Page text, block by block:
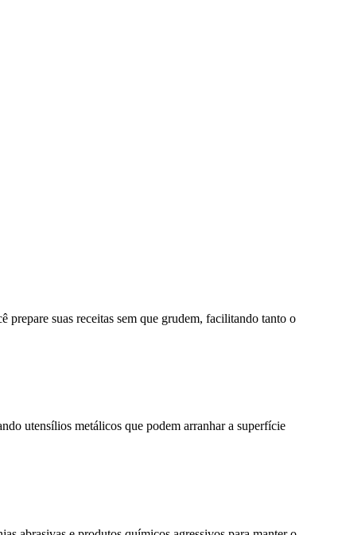
suas receitas sem que grudem, facilitando tanto o
utensílios metálicos que podem arranhar a superfície